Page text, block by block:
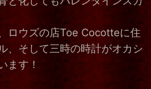
ロウズの店Toe Cocotteに住
、そして三時の時計がオカシ
ます！